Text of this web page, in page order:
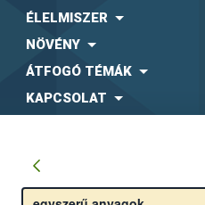
ÉLELMISZER
NÖVÉNY
ÁTFOGÓ TÉMÁK
KAPCSOLAT